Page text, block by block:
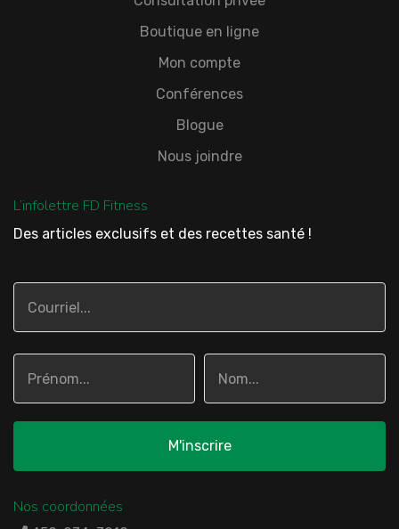
Boutique en ligne
Mon compte
Conférences
Blogue
Nous joindre
L’infolettre FD Fitness
Des articles exclusifs et des recettes santé !
Nos coordonnées